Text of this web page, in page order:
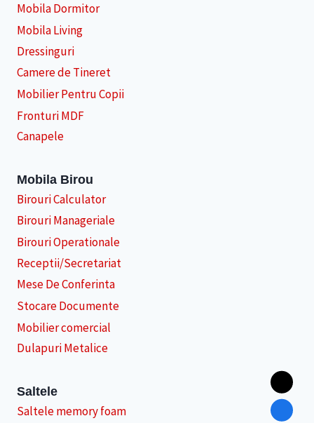
Mobila Dormitor
Mobila Living
Dressinguri
Camere de Tineret
Mobilier Pentru Copii
Fronturi MDF
Canapele
Mobila Birou
Birouri Calculator
Birouri Manageriale
Birouri Operationale
Receptii/Secretariat
Mese De Conferinta
Stocare Documente
Mobilier comercial
Dulapuri Metalice
Saltele
Saltele memory foam